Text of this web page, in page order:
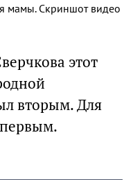
мамы. Скриншот видео
этот
вторым. Для